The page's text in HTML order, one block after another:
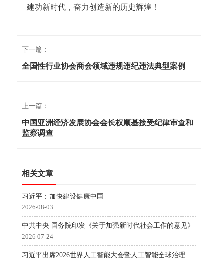
建功新时代，奋力创造新的历史辉煌！
下一篇：
全国性行业协会商会领域违规违纪违法典型案例
上一篇：
中国亚洲经济发展协会会长权顺基接受纪律审查和
监察调查
相关文章
习近平：加快建设健康中国
2026-08-03
中共中央 国务院印发《关于加强新时代社会工作的意见》
2026-07-24
习近平出席2026世界人工智能大会暨人工智能全球治理高级别会议开幕式并发表主旨讲话